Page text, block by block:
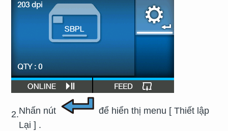
2.Nhấn nút để hiển thị menu [ Thiết lập
Lại ] .